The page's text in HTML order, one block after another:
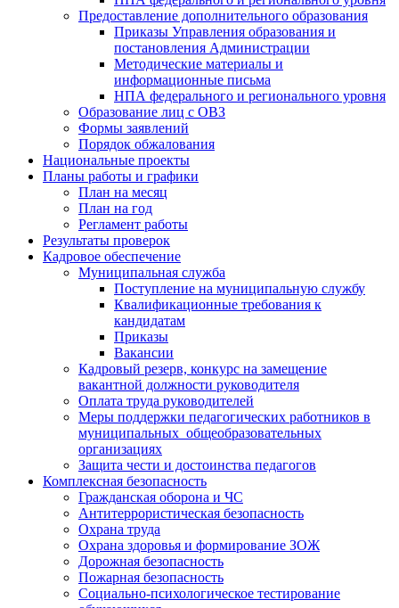
Предоставление дополнительного образования
Приказы Управления образования и
постановления Администрации
Методические материалы и
информационные письма
НПА федерального и регионального уровня
Образование лиц с ОВЗ
Формы заявлений
Порядок обжалования
Национальные проекты
Планы работы и графики
План на месяц
План на год
Регламент работы
Результаты проверок
Кадровое обеспечение
Муниципальная служба
Поступление на муниципальную службу
Квалификационные требования к
кандидатам
Приказы
Вакансии
Кадровый резерв, конкурс на замещение
вакантной должности руководителя
Оплата труда руководителей
Меры поддержки педагогических работников в
муниципальных общеобразовательных
организациях
Защита чести и достоинства педагогов
Комплексная безопасность
Гражданская оборона и ЧС
Антитеррористическая безопасность
Охрана труда
Охрана здоровья и формирование ЗОЖ
Дорожная безопасность
Пожарная безопасность
Социально-психологическое тестирование